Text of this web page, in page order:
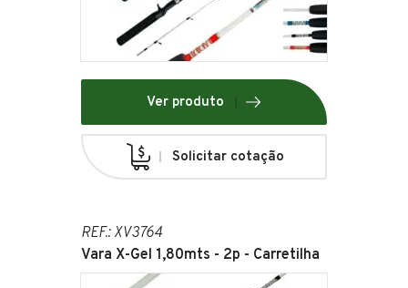
Ver produto
Solicitar cotação
REF.: XV3764
Vara X-Gel 1,80mts - 2p - Carretilha